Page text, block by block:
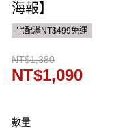
海報】
宅配滿NT$499免運
NT$1,380
NT$1,090
數量